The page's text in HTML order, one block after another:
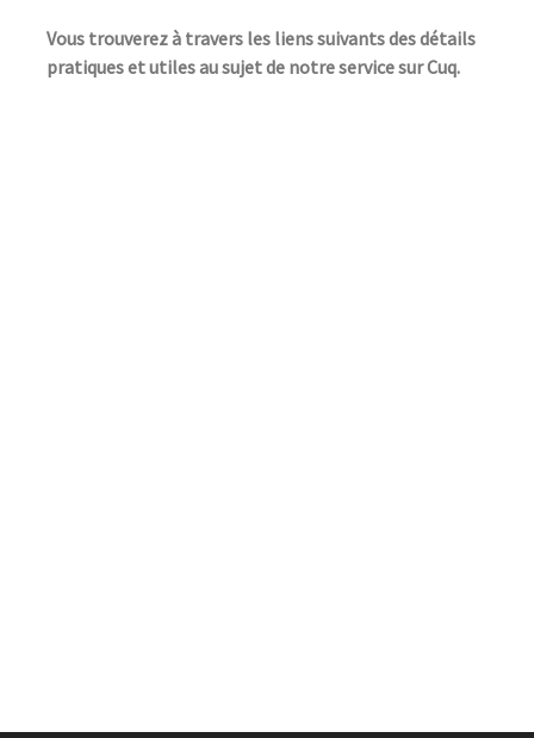
Vous trouverez à travers les liens suivants des détails
pratiques et utiles au sujet de notre service sur Cuq.